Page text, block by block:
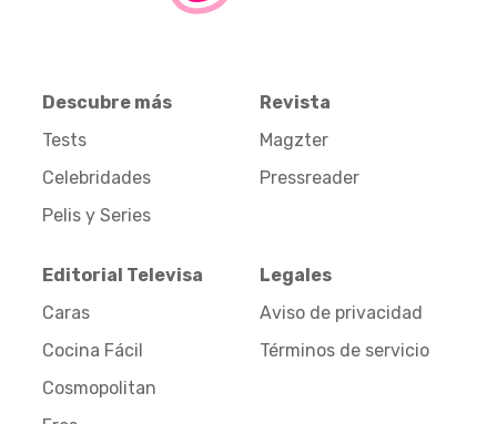
Descubre más
Tests
Celebridades
Pelis y Series
Revista
Magzter
Pressreader
Editorial Televisa
Caras
Cocina Fácil
Cosmopolitan
Legales
Aviso de privacidad
Términos de servicio